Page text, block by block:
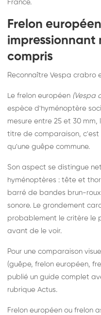
France.
Frelon
impressionnant
compris
Reconnaître Vespa crabro
Le frelon européen (Vespa
espèce d'hyménoptère
mesure entre 25 et 30
titre de comparaison, c'est
qu'une guêpe commune.
Son aspect se distingue
hyménoptères : tête et
barré de bandes brun-
sonore. Le grondement
probablement le critère le
avant de le voir.
Pour une comparaison
(guêpe, frelon européen,
publié un guide complet
rubrique Actus.
Frelon européen ou frelon